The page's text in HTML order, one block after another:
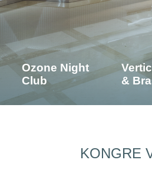
Ozone Night
Club
&
KONGRE